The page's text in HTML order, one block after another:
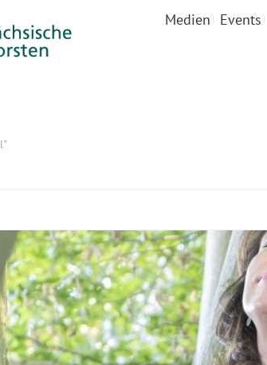
Medien Events